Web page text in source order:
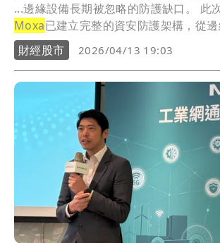
...邊緣設
Moxa已建立完整的資安防護架構，從
財經股市
2026/04/13 19:03